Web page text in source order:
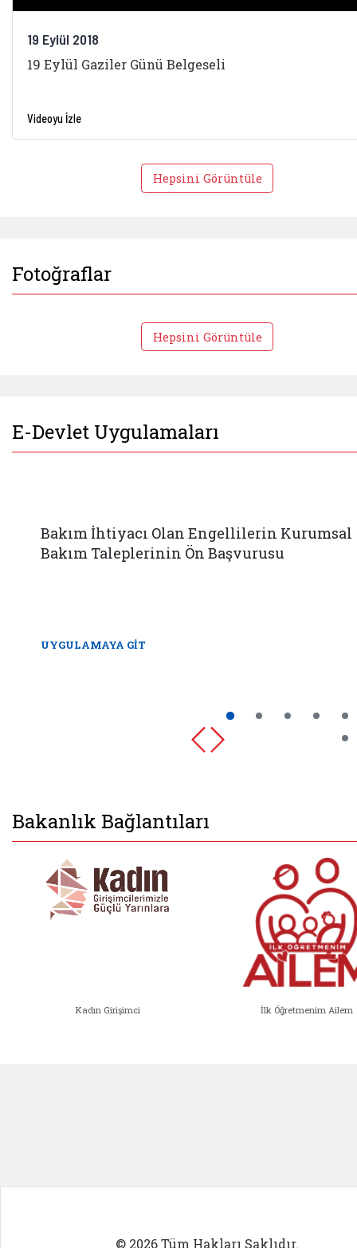
19 Eylül 2018
19 Eylül Gaziler Günü Belgeseli
Videoyu İzle
Hepsini Görüntüle
Fotoğraflar
Hepsini Görüntüle
E-Devlet Uygulamaları
Bakım İhtiyacı Olan Engellilerin Kurumsal
Bakım Taleplerinin Ön Başvurusu
UYGULAMAYA GİT
Bakanlık Bağlantıları
Kadın Girişimci İlk Öğretmenim Ailem
© 2026 Tüm Hakları Saklıdır.